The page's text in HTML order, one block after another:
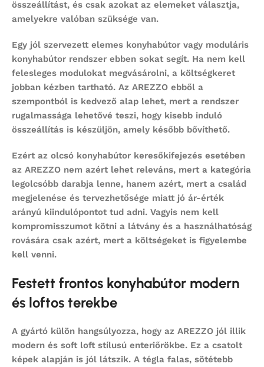
összeállítást, és csak azokat az elemeket választja,
amelyekre valóban szüksége van.
Egy jól szervezett elemes konyhabútor vagy moduláris
konyhabútor rendszer ebben sokat segít. Ha nem kell
felesleges modulokat megvásárolni, a költségkeret
jobban kézben tartható. Az AREZZO ebből a
szempontból is kedvező alap lehet, mert a rendszer
rugalmassága lehetővé teszi, hogy kisebb induló
összeállítás is készüljön, amely később bővíthető.
Ezért az olcsó konyhabútor keresőkifejezés esetében
az AREZZO nem azért lehet releváns, mert a kategória
legolcsóbb darabja lenne, hanem azért, mert a család
megjelenése és tervezhetősége miatt jó ár-érték
arányú kiindulópontot tud adni. Vagyis nem kell
kompromisszumot kötni a látvány és a használhatóság
rovására csak azért, mert a költségeket is figyelembe
kell venni.
Festett frontos konyhabútor modern
és loftos terekbe
A gyártó külön hangsúlyozza, hogy az AREZZO jól illik
modern és soft loft stílusú enteriőrökbe. Ez a csatolt
képek alapján is jól látszik. A tégla falas, sötétebb